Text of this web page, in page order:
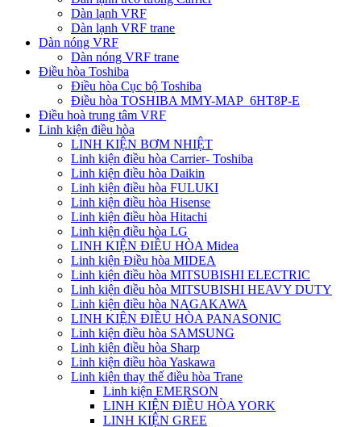
Dàn lạnh VRF
Dàn lạnh VRF trane
Dàn nóng VRF
Dàn nóng VRF trane
Điều hòa Toshiba
Điều hòa Cục bộ Toshiba
Điều hòa TOSHIBA MMY-MAP_6HT8P-E
Điều hoà trung tâm VRF
Linh kiện điều hòa
LINH KIỆN BƠM NHIỆT
Linh kiện điều hòa Carrier- Toshiba
Linh kiện điều hòa Daikin
Linh kiện điều hòa FULUKI
Linh kiện điều hòa Hisense
Linh kiện điều hòa Hitachi
Linh kiện điều hòa LG
LINH KIỆN ĐIỀU HÒA Midea
Linh kiện Điều hòa MIDEA
Linh kiện điều hòa MITSUBISHI ELECTRIC
Linh kiện điều hòa MITSUBISHI HEAVY DUTY
Linh kiện điều hòa NAGAKAWA
LINH KIỆN ĐIỀU HÒA PANASONIC
Linh kiện điều hòa SAMSUNG
Linh kiện điều hòa Sharp
Linh kiện điều hòa Yaskawa
Linh kiện thay thế điều hòa Trane
Linh kiện EMERSON
LINH KIỆN ĐIỀU HÒA YORK
LINH KIỆN GREE